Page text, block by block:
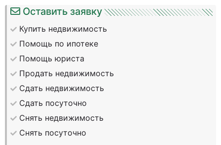
Оставить заявку
Купить недвижимость
Помощь по ипотеке
Помощь юриста
Продать недвижимость
Сдать недвижимость
Сдать посуточно
Снять недвижимость
Снять посуточно